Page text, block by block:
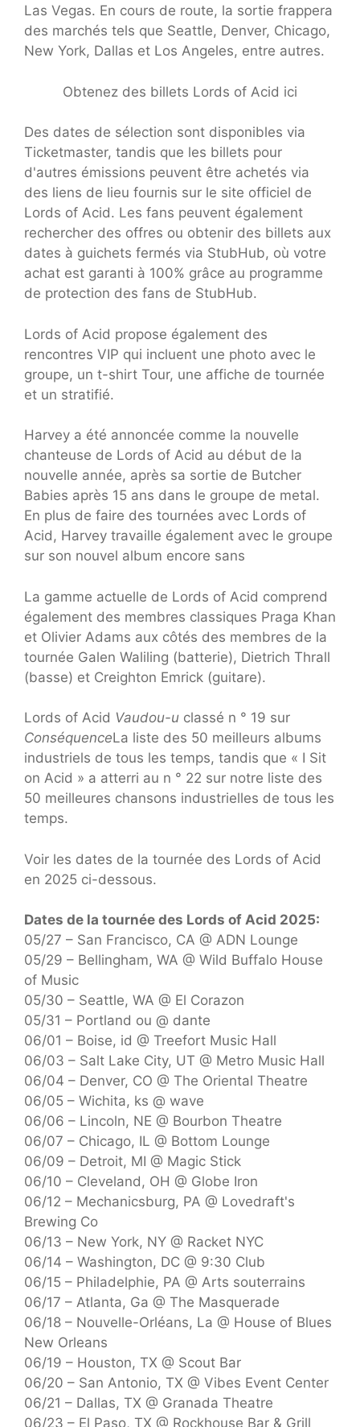
Las Vegas. En cours de route, la sortie frappera
des marchés tels que Seattle, Denver, Chicago,
New York, Dallas et Los Angeles, entre autres.
Obtenez des billets Lords of Acid ici
Des dates de sélection sont disponibles via
Ticketmaster, tandis que les billets pour
d'autres émissions peuvent être achetés via
des liens de lieu fournis sur le site officiel de
Lords of Acid. Les fans peuvent également
rechercher des offres ou obtenir des billets aux
dates à guichets fermés via StubHub, où votre
achat est garanti à 100% grâce au programme
de protection des fans de StubHub.
Lords of Acid propose également des
rencontres VIP qui incluent une photo avec le
groupe, un t-shirt Tour, une affiche de tournée
et un stratifié.
Harvey a été annoncée comme la nouvelle
chanteuse de Lords of Acid au début de la
nouvelle année, après sa sortie de Butcher
Babies après 15 ans dans le groupe de metal.
En plus de faire des tournées avec Lords of
Acid, Harvey travaille également avec le groupe
sur son nouvel album encore sans
La gamme actuelle de Lords of Acid comprend
également des membres classiques Praga Khan
et Olivier Adams aux côtés des membres de la
tournée Galen Waliling (batterie), Dietrich Thrall
(basse) et Creighton Emrick (guitare).
Lords of Acid Vaudou-u classé n ° 19 sur
ConséquenceLa liste des 50 meilleurs albums
industriels de tous les temps, tandis que « I Sit
on Acid » a atterri au n ° 22 sur notre liste des
50 meilleures chansons industrielles de tous les
temps.
Voir les dates de la tournée des Lords of Acid
en 2025 ci-dessous.
Dates de la tournée des Lords of Acid 2025:
05/27 – San Francisco, CA @ ADN Lounge
05/29 – Bellingham, WA @ Wild Buffalo House
of Music
05/30 – Seattle, WA @ El Corazon
05/31 – Portland ou @ dante
06/01 – Boise, id @ Treefort Music Hall
06/03 – Salt Lake City, UT @ Metro Music Hall
06/04 – Denver, CO @ The Oriental Theatre
06/05 – Wichita, ks @ wave
06/06 – Lincoln, NE @ Bourbon Theatre
06/07 – Chicago, IL @ Bottom Lounge
06/09 – Detroit, MI @ Magic Stick
06/10 – Cleveland, OH @ Globe Iron
06/12 – Mechanicsburg, PA @ Lovedraft's
Brewing Co
06/13 – New York, NY @ Racket NYC
06/14 – Washington, DC @ 9:30 Club
06/15 – Philadelphie, PA @ Arts souterrains
06/17 – Atlanta, Ga @ The Masquerade
06/18 – Nouvelle-Orléans, La @ House of Blues
New Orleans
06/19 – Houston, TX @ Scout Bar
06/20 – San Antonio, TX @ Vibes Event Center
06/21 – Dallas, TX @ Granada Theatre
06/23 – El Paso, TX @ Rockhouse Bar & Grill